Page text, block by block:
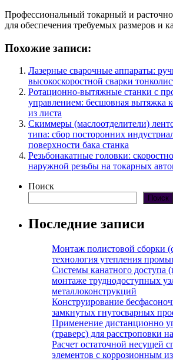
Профессиональный токарный и
для обеспечения требуемых размеров и
Похожие записи:
Лазерные сварочные аппараты:
высокоскоростной сварки
Ротационно-вытяжные станки с
управлением: бесшовная вытяжка
из листа
Скиммеры (маслоотделители)
типа: сбор посторонних
поверхности бака станка
Резьбонакатные головки:
наружной резьбы на токарных
Поиск
Поиск
Последние записи
Монтаж полистовой сборки
технология утепления
Системы канатного доступа
монтаже труднодоступных
металлоконструкций
Конструирование
замкнутых гнутосварных
Применение дистанционно
(траверс) для расстроповки
Расчет остаточной несущей
элементов с коррозионным